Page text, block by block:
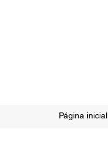
Página inicial